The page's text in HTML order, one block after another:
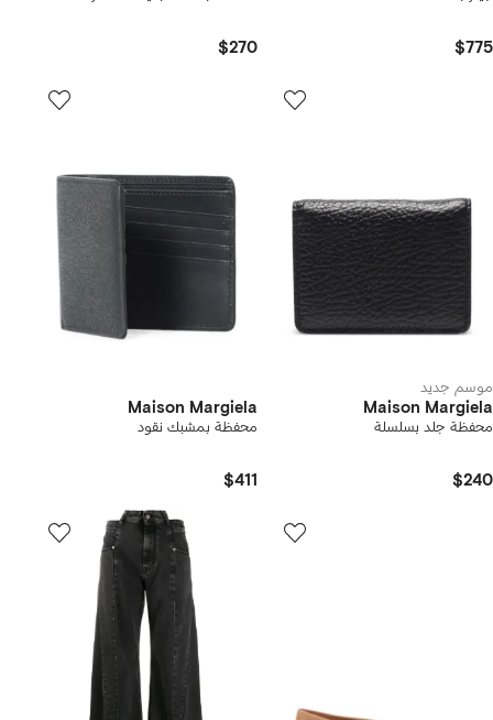
$775
$270
موسم جديد
Maison Margiela
محفظة جلد بسلسلة
$240
Maison Margiela
محفظة بمشبك نقود
$411